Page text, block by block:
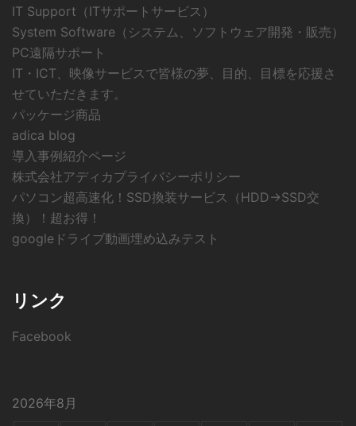
IT Support（ITサポートサービス）
System Software（システム、ソフトウェア開発・販売）
PC遠隔サポート
IT・ICT、映像サービスで皆様の夢、目的、目標を応援さ
せていただきます。
パッケージ商品
adica blog
導入事例紹介ページ
株式会社アディカプライバシーポリシー
パソコン超高速化！SSD換装サービス（HDD→SSD交
換）！超お得！
googleドライブ動画埋め込みテスト
リンク
Facebook
2026年8月